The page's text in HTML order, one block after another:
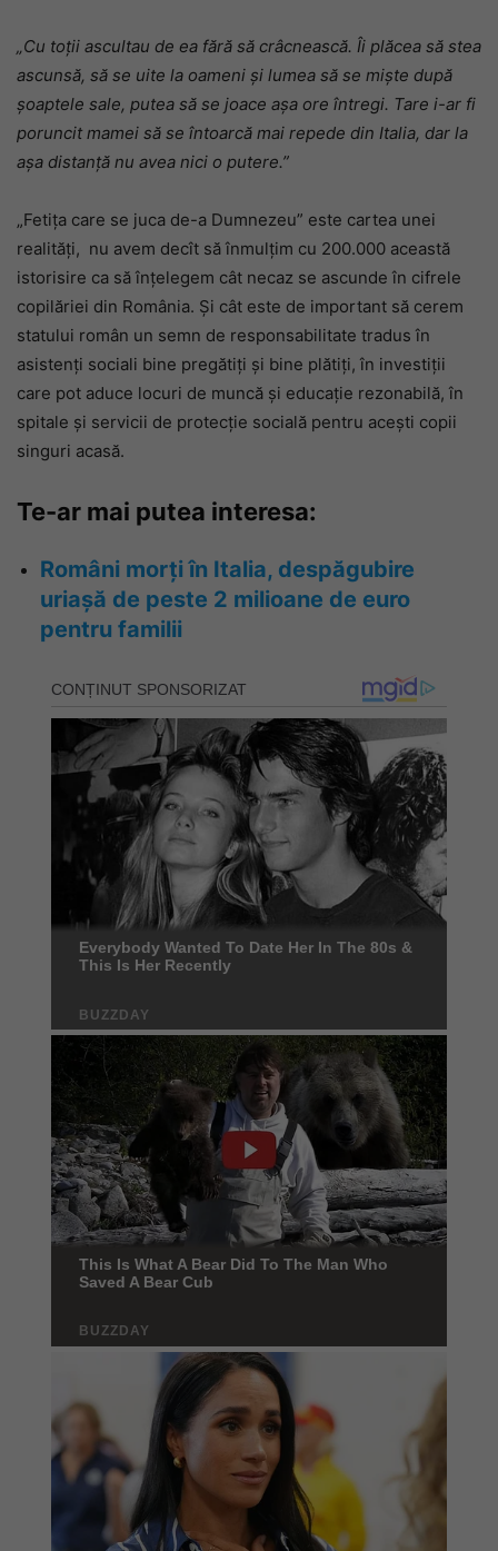
„Cu toții ascultau de ea fără să crâcnească. Îi plăcea să stea
ascunsă, să se uite la oameni și lumea să se miște după
șoaptele sale, putea să se joace așa ore întregi. Tare i-ar fi
poruncit mamei să se întoarcă mai repede din Italia, dar la
așa distanță nu avea nici o putere.”
„Fetița care se juca de-a Dumnezeu” este cartea unei
realități, nu avem decît să înmulțim cu 200.000 această
istorisire ca să înțelegem cât necaz se ascunde în cifrele
copilăriei din România. Și cât este de important să cerem
statului român un semn de responsabilitate tradus în
asistenți sociali bine pregătiți și bine plătiți, în investiții
care pot aduce locuri de muncă și educație rezonabilă, în
spitale și servicii de protecție socială pentru acești copii
singuri acasă.
Te-ar mai putea interesa:
Români morți în Italia, despăgubire
uriașă de peste 2 milioane de euro
pentru familii